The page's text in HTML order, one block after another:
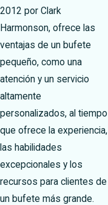
2012 por Clark
Harmonson, ofrece las
ventajas de un bufete
pequeño, como una
atención y un servicio
altamente
personalizados, al tiempo
que ofrece la experiencia,
las habilidades
excepcionales y los
recursos para clientes de
un bufete más grande.